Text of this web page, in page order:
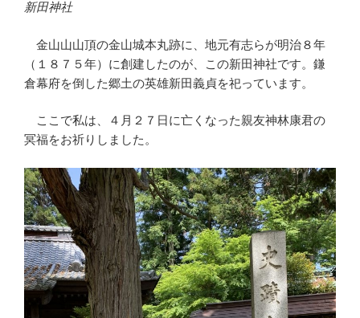
新田神社
金山山山頂の金山城本丸跡に、地元有志らが明治８年
（１８７５年）に創建したのが、この新田神社です。鎌
倉幕府を倒した郷土の英雄新田義貞を祀っています。
ここで私は、４月２７日に亡くなった親友神林康君の
冥福をお祈りしました。